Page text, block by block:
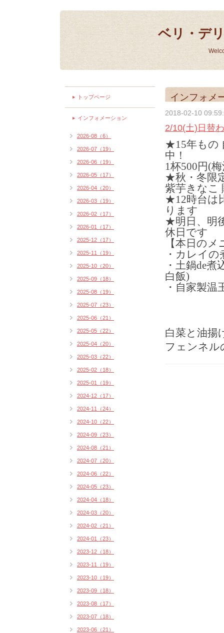
ベリ・デ
インフォメ
2018-02-10
2/10(土)日替
★15年もの
中！
1杯500円(
★秋・冬限
紫芋きなこ
★12時台は
ります
★明日、明
休日です
【本日の
・カレイ
・土鍋de
白飯)
・自家製
白菜と油揚
フェンネル
トップページ
インフォメーション
2026-08（6）
2026-07（19）
2026-06（19）
2026-05（17）
2026-04（20）
2026-03（19）
2026-02（17）
2026-01（17）
2025-12（17）
2025-11（19）
2025-10（20）
2025-09（18）
2025-08（19）
2025-07（23）
2025-06（21）
2025-05（22）
2025-04（20）
2025-03（22）
2025-02（18）
2025-01（19）
2024-12（17）
2024-11（24）
2024-10（22）
2024-09（23）
2024-08（21）
2024-07（20）
2024-06（22）
2024-05（23）
2024-04（18）
2024-03（20）
2024-02（21）
2024-01（23）
2023-12（18）
2023-11（19）
2023-10（19）
2023-09（18）
2023-08（17）
2023-07（18）
2023-06（21）